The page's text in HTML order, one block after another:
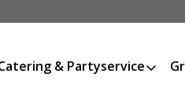
& Partyservice